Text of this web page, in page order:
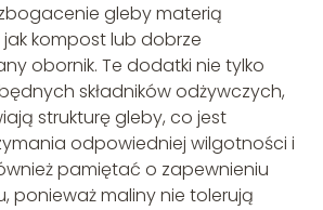
gleby materią
kompost lub dobrze
obornik. Te dodatki nie tylko
składników odżywczych,
strukturę gleby, co jest
odpowiedniej wilgotności i
pamiętać o zapewnieniu
ponieważ maliny nie tolerują